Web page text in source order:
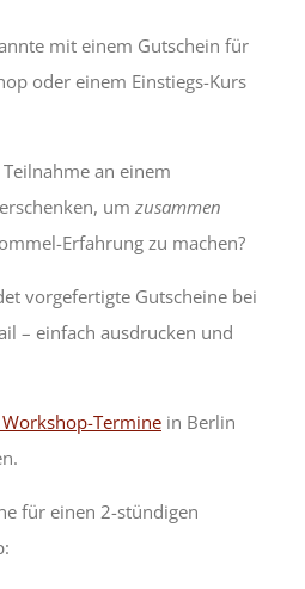
mit einem Gutschein für
oder einem Einstiegs-Kurs
Teilnahme an einem
um zusammen
Erfahrung zu machen?
vorgefertigte Gutscheine bei
– einfach ausdrucken und
Termine in Berlin
für einen 2-stündigen